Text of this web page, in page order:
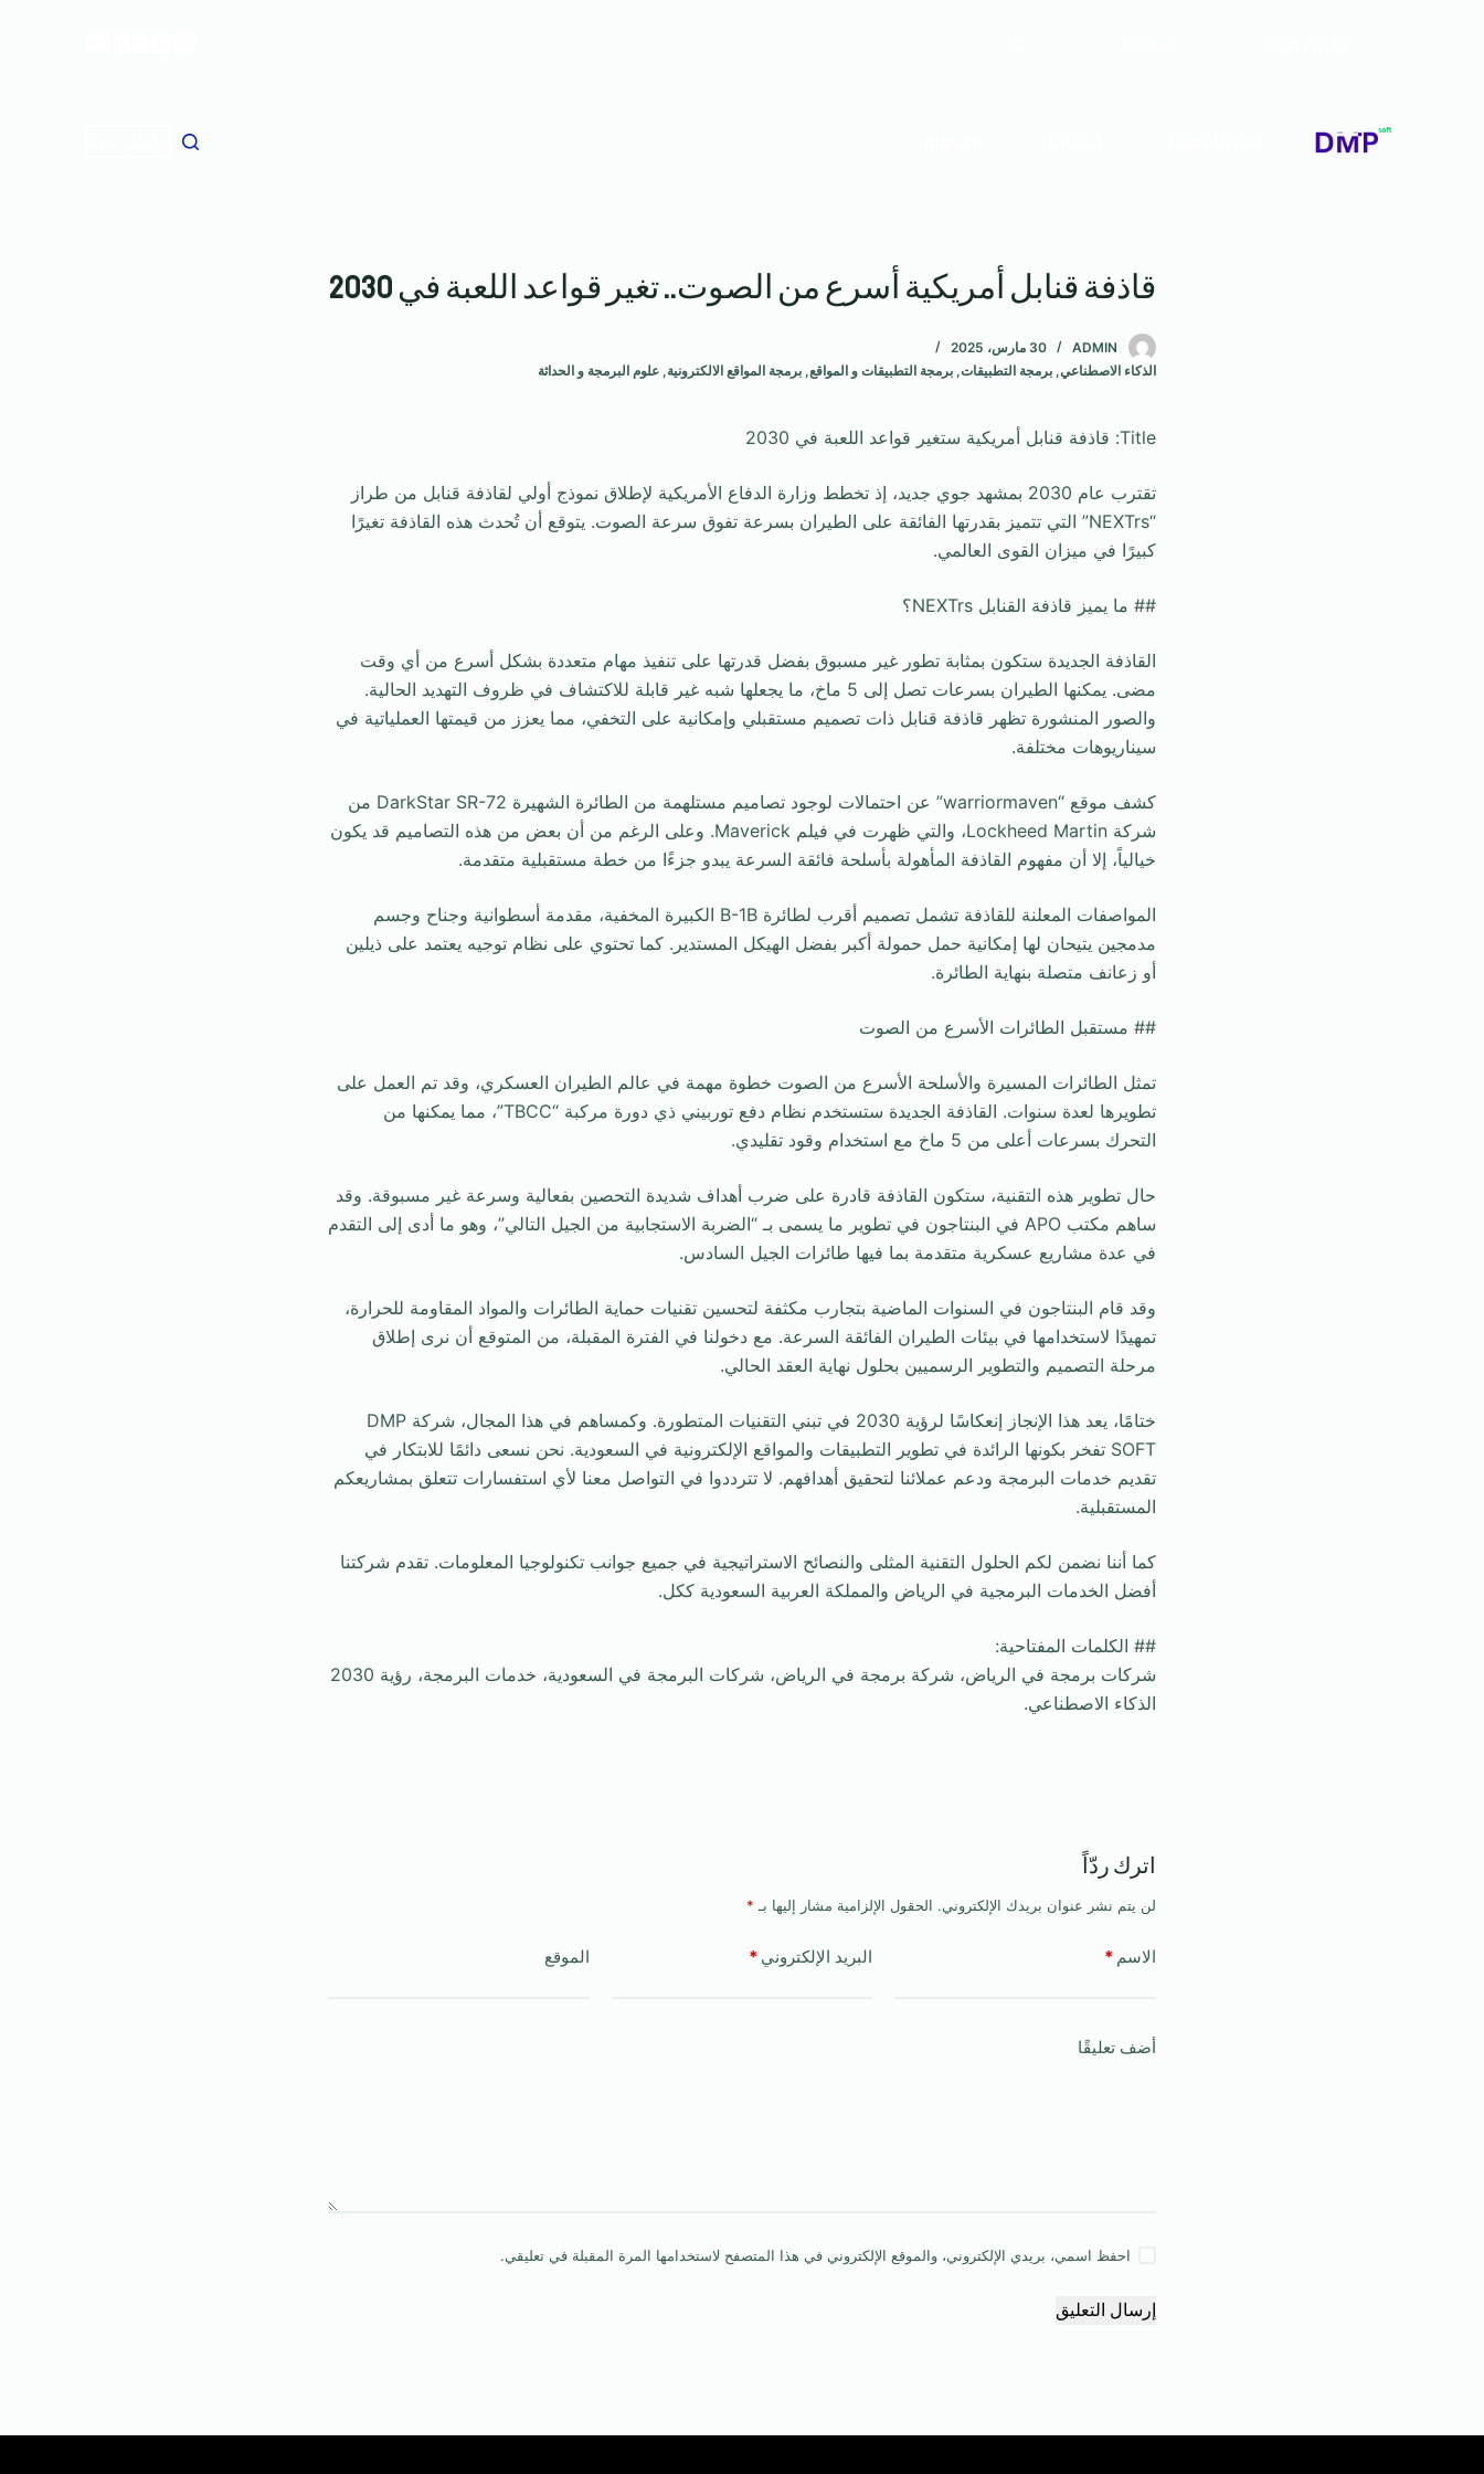
قاذفة قنابل أمريكية أسرع من الصوت.. تغير قواعد اللعبة في 2030
ADMIN
30 مارس، 2025
الذكاء الاصطناعي, برمجة التطبيقات, برمجة التطبيقات و المواقع, برمجة المواقع الالكترونية, علوم البرمجة و الحداثة
Title: قاذفة قنابل أمريكية ستغير قواعد اللعبة في 2030
تقترب عام 2030 بمشهد جوي جديد، إذ تخطط وزارة الدفاع الأمريكية لإطلاق نموذج أولي لقاذفة قنابل من طراز
“NEXTrs” التي تتميز بقدرتها الفائقة على الطيران بسرعة تفوق سرعة الصوت. يتوقع أن تُحدث هذه القاذفة تغيرًا
كبيرًا في ميزان القوى العالمي.
## ما يميز قاذفة القنابل NEXTrs؟
القاذفة الجديدة ستكون بمثابة تطور غير مسبوق بفضل قدرتها على تنفيذ مهام متعددة بشكل أسرع من أي وقت
مضى. يمكنها الطيران بسرعات تصل إلى 5 ماخ، ما يجعلها شبه غير قابلة للاكتشاف في ظروف التهديد الحالية.
والصور المنشورة تظهر قاذفة قنابل ذات تصميم مستقبلي وإمكانية على التخفي، مما يعزز من قيمتها العملياتية في
سيناريوهات مختلفة.
كشف موقع “warriormaven” عن احتمالات لوجود تصاميم مستلهمة من الطائرة الشهيرة DarkStar SR-72 من
شركة Lockheed Martin، والتي ظهرت في فيلم Maverick. وعلى الرغم من أن بعض من هذه التصاميم قد يكون
خيالياً، إلا أن مفهوم القاذفة المأهولة بأسلحة فائقة السرعة يبدو جزءًا من خطة مستقبلية متقدمة.
المواصفات المعلنة للقاذفة تشمل تصميم أقرب لطائرة B-1B الكبيرة المخفية، مقدمة أسطوانية وجناح وجسم
مدمجين يتيحان لها إمكانية حمل حمولة أكبر بفضل الهيكل المستدير. كما تحتوي على نظام توجيه يعتمد على ذيلين
أو زعانف متصلة بنهاية الطائرة.
## مستقبل الطائرات الأسرع من الصوت
تمثل الطائرات المسيرة والأسلحة الأسرع من الصوت خطوة مهمة في عالم الطيران العسكري، وقد تم العمل على
تطويرها لعدة سنوات. القاذفة الجديدة ستستخدم نظام دفع توربيني ذي دورة مركبة “TBCC”، مما يمكنها من
التحرك بسرعات أعلى من 5 ماخ مع استخدام وقود تقليدي.
حال تطوير هذه التقنية، ستكون القاذفة قادرة على ضرب أهداف شديدة التحصين بفعالية وسرعة غير مسبوقة. وقد
ساهم مكتب APO في البنتاجون في تطوير ما يسمى بـ “الضربة الاستجابية من الجيل التالي”، وهو ما أدى إلى التقدم
في عدة مشاريع عسكرية متقدمة بما فيها طائرات الجيل السادس.
وقد قام البنتاجون في السنوات الماضية بتجارب مكثفة لتحسين تقنيات حماية الطائرات والمواد المقاومة للحرارة،
تمهيدًا لاستخدامها في بيئات الطيران الفائقة السرعة. مع دخولنا في الفترة المقبلة، من المتوقع أن نرى إطلاق
مرحلة التصميم والتطوير الرسميين بحلول نهاية العقد الحالي.
ختامًا، يعد هذا الإنجاز إنعكاسًا لرؤية 2030 في تبني التقنيات المتطورة. وكمساهم في هذا المجال، شركة DMP
SOFT تفخر بكونها الرائدة في تطوير التطبيقات والمواقع الإلكترونية في السعودية. نحن نسعى دائمًا للابتكار في
تقديم خدمات البرمجة ودعم عملائنا لتحقيق أهدافهم. لا تترددوا في التواصل معنا لأي استفسارات تتعلق بمشاريعكم
المستقبلية.
كما أننا نضمن لكم الحلول التقنية المثلى والنصائح الاستراتيجية في جميع جوانب تكنولوجيا المعلومات. تقدم شركتنا
أفضل الخدمات البرمجية في الرياض والمملكة العربية السعودية ككل.
## الكلمات المفتاحية:
شركات برمجة في الرياض، شركة برمجة في الرياض، شركات البرمجة في السعودية، خدمات البرمجة، رؤية 2030
الذكاء الاصطناعي.
اترك ردّاً
لن يتم نشر عنوان بريدك الإلكتروني. الحقول الإلزامية مشار إليها بـ *
الاسم * البريد الإلكتروني * الموقع
أضف تعليقًا
احفظ اسمي، بريدي الإلكتروني، والموقع الإلكتروني في هذا المتصفح لاستخدامها المرة المقبلة في تعليقي.
إرسال التعليق